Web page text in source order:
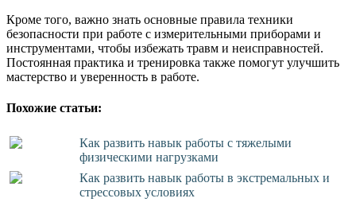
Кроме того, важно знать основные правила техники
безопасности при работе с измерительными приборами и
инструментами, чтобы избежать травм и неисправностей.
Постоянная практика и тренировка также помогут улучшить
мастерство и уверенность в работе.
Похожие статьи:
Как развить навык работы с тяжелыми
физическими нагрузками
Как развить навык работы в экстремальных и
стрессовых условиях